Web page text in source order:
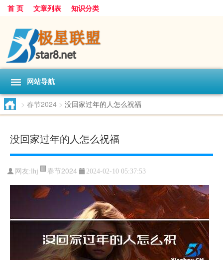
首 页 文章列表 知识分类
网站导航
> 春节2024 > 没回家过年的人怎么祝福
没回家过年的人怎么祝福
网友:lhj 春节2024 2024-02-10 05:37:53